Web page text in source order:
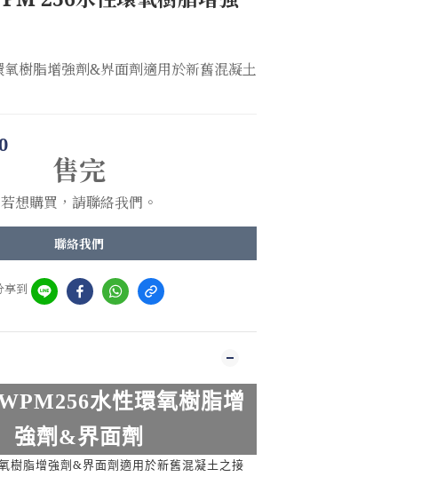
樹脂增強劑&界面劑適用於新舊混凝土
售完
若想購買，請聯絡我們。
聯絡我們
享到
水性環氧樹脂增
強劑 &界面劑
樹脂增強劑 &界面劑適用於新舊混凝土之接